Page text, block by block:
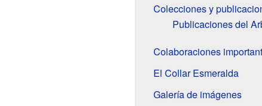
Colecciones y
Publicaciones del
Colaboraciones
El Collar Esmeralda
Galería de imágenes